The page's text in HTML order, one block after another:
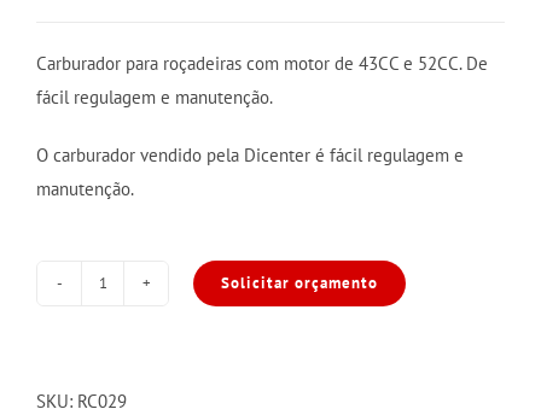
Carburador para roçadeiras com motor de 43CC e 52CC. De
fácil regulagem e manutenção.
O carburador vendido pela Dicenter é fácil regulagem e
manutenção.
e
Solicitar orçamento
SKU: RC029